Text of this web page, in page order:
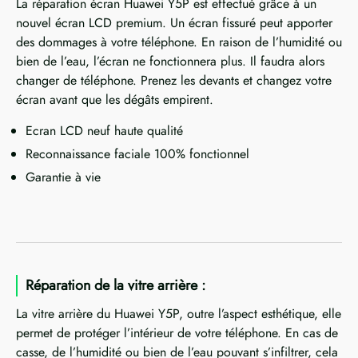
nouvel écran LCD premium. Un écran fissuré peut apporter
des dommages à votre téléphone. En raison de l’humidité ou
bien de l’eau, l’écran ne fonctionnera plus. Il faudra alors
changer de téléphone. Prenez les devants et changez votre
écran avant que les dégâts empirent.
Ecran LCD neuf haute qualité
Reconnaissance faciale 100% fonctionnel
Garantie à vie
Réparation de la vitre arrière :
La vitre arrière du Huawei Y5P, outre l’aspect esthétique, elle
permet de protéger l’intérieur de votre téléphone. En cas de
casse, de l’humidité ou bien de l’eau pouvant s’infiltrer, cela